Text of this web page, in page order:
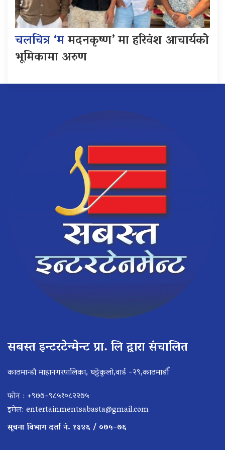
चलचित्र ‘ममदनकृष्ण’ मा हरिवंश आचार्यको
भूमिकामा अरुण
सबस्त इन्टरटेन्मेन्ट प्रा. लि द्वारा संचालित
काठमान्डौ माहानगरपालिका, घट्टेकुलो,वार्ड -२९,काठमाडौँ
फोन : +९७७-९८५१०८२२७५
इमेल: entertainmentsabasta@gmail.com
सूचना विभाग दर्ता नं. १३४६ / ०७५–७६